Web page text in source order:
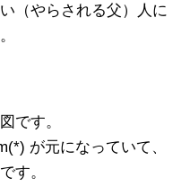
（やらされる父）人に
です。
が元になっていて、
す。